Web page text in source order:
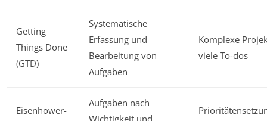
Getting
Things Done
(GTD)
Systematische
Erfassung und
Bearbeitung von
Aufgaben
Komplexe
viele To-dos
Eisenhower-
Aufgaben nach